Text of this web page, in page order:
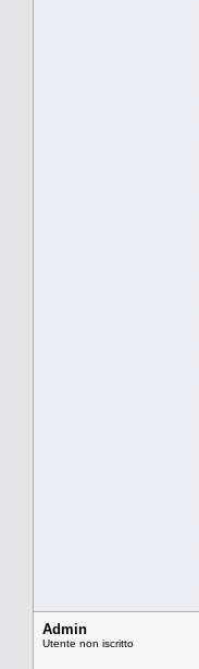
Admin
Utente non iscritto